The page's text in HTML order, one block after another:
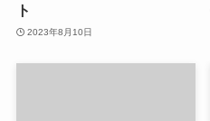
ト
2023年8月10日